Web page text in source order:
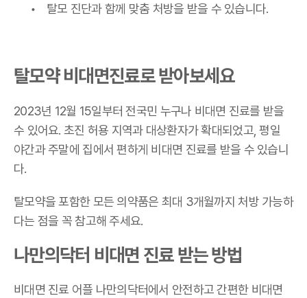
탈모 진단과 함께 맞춤 처방을 받을 수 있습니다.
탈모약 비대면진료로 받아보세요
2023년 12월 15일부터 전국민 누구나 비대면 진료를 받을
수 있어요. 초진 허용 지역과 대상환자가 확대되었고, 평일
야간과 주말에 집에서 편하게 비대면 진료를 받을 수 있습니
다.
탈모약을 포함한 모든 의약품은 최대 3개월까지 처방 가능하
다는 점을 꼭 참고해 주세요.
나만의닥터 비대면 진료 받는 방법
비대면 진료 어플 나만의닥터에서 안전하고 간편한 비대면